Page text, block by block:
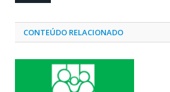
CONTEÚDO RELACIONADO